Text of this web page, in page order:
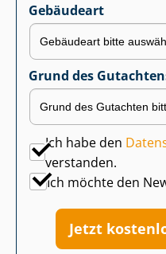
Gebäudeart
Grund des
Ich habe den
verstanden.
Ich möchte den
Jetzt